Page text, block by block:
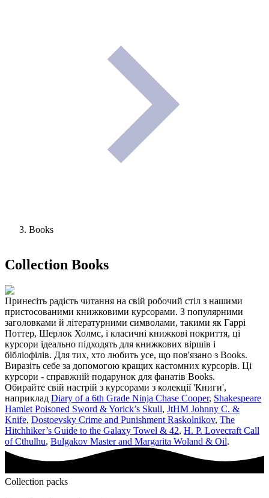
Books
Collection Books
Принесіть радість читання на свій робочий стіл з нашими
пристосованими книжковими курсорами. З популярними
заголовками й літературними символами, такими як Гаррі
Поттер, Шерлок Холмс, і класичні книжкові покриття, ці
курсори ідеально підходять для книжкових віршів і
бібліофілів. Для тих, хто любить усе, що пов'язано з Books.
Виразіть себе за допомогою кращих кастомних курсорів. Ці
курсори - справжній подарунок для фанатів Books.
Обирайте свій настрій з курсорами з колекції 'Книги',
наприклад Diary of a 6th Grade Ninja Chase Cooper, Shakespeare
Hamlet Poisoned Sword & Yorick’s Skull, JtHM Johnny C. &
Knife, Dostoevsky Crime and Punishment Raskolnikov, The
Hitchhiker’s Guide to the Galaxy Towel & 42, H. P. Lovecraft Call
of Cthulhu, Bulgakov Master and Margarita Woland & Oil.
Collection packs